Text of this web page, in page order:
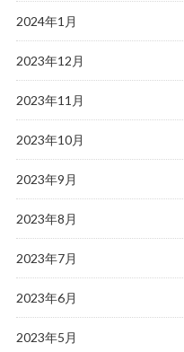
2024年1月
2023年12月
2023年11月
2023年10月
2023年9月
2023年8月
2023年7月
2023年6月
2023年5月